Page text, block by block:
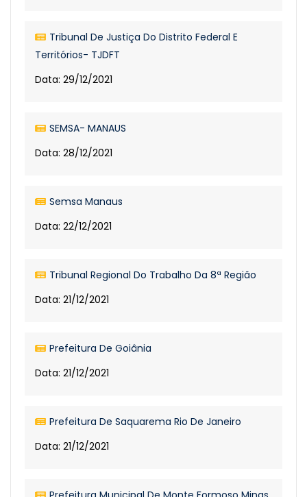
Tribunal De Justiça Do Distrito Federal E
Territórios- TJDFT
Data: 29/12/2021
SEMSA- MANAUS
Data: 28/12/2021
Semsa Manaus
Data: 22/12/2021
Tribunal Regional Do Trabalho Da 8ª Região
Data: 21/12/2021
Prefeitura De Goiânia
Data: 21/12/2021
Prefeitura De Saquarema Rio De Janeiro
Data: 21/12/2021